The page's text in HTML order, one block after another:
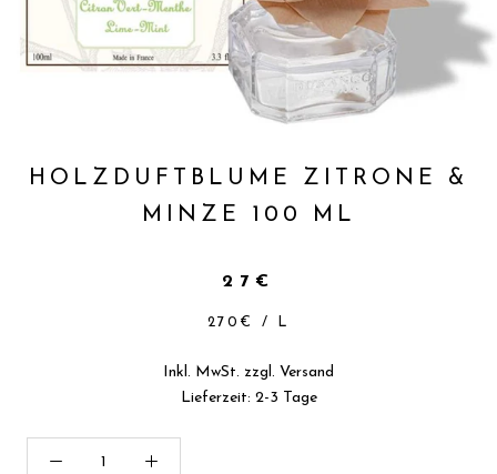
HOLZDUFTBLUME ZITRONE &
MINZE 100 ML
27€
270€ / L
Inkl. MwSt. zzgl. Versand
Lieferzeit: 2-3 Tage